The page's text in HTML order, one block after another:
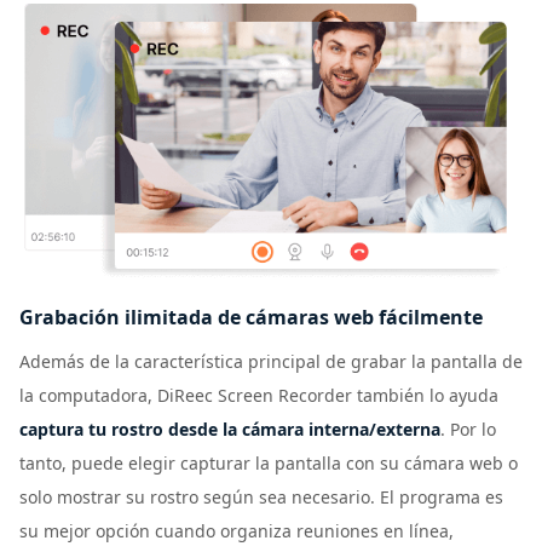
Grabación ilimitada de cámaras web fácilmente
Además de la característica principal de grabar la pantalla de
la computadora, DiReec Screen Recorder también lo ayuda
captura tu rostro desde la cámara interna/externa. Por lo
tanto, puede elegir capturar la pantalla con su cámara web o
solo mostrar su rostro según sea necesario. El programa es
su mejor opción cuando organiza reuniones en línea,